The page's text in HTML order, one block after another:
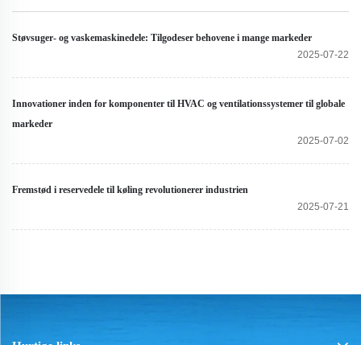
Støvsuger- og vaskemaskinedele: Tilgodeser behovene i mange markeder
2025-07-22
Innovationer inden for komponenter til HVAC og ventilationssystemer til globale
markeder
2025-07-02
Fremstød i reservedele til køling revolutionerer industrien
2025-07-21